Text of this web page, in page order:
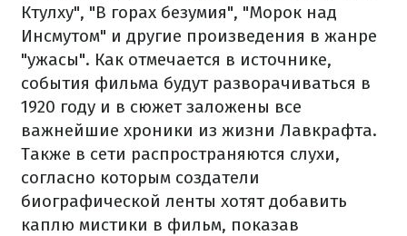
Ктулху", "В горах безумия", "Морок над
Инсмутом" и другие произведения в жанре
"ужасы". Как отмечается в источнике,
события фильма будут разворачиваться в
1920 году и в сюжет заложены все
важнейшие хроники из жизни Лавкрафта.
Также в сети распространяются слухи,
согласно которым создатели
биографической ленты хотят добавить
каплю мистики в фильм, показав